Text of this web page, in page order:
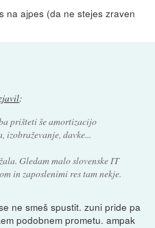
na ajpes (da ne stejes zraven
:
prišteti še amortizacijo
izobraževanje, davke...
Gledam malo slovenske IT
in zaposlenimi res tam nekje.
ne smeš spustit. zuni pride pa
podobnem prometu. ampak